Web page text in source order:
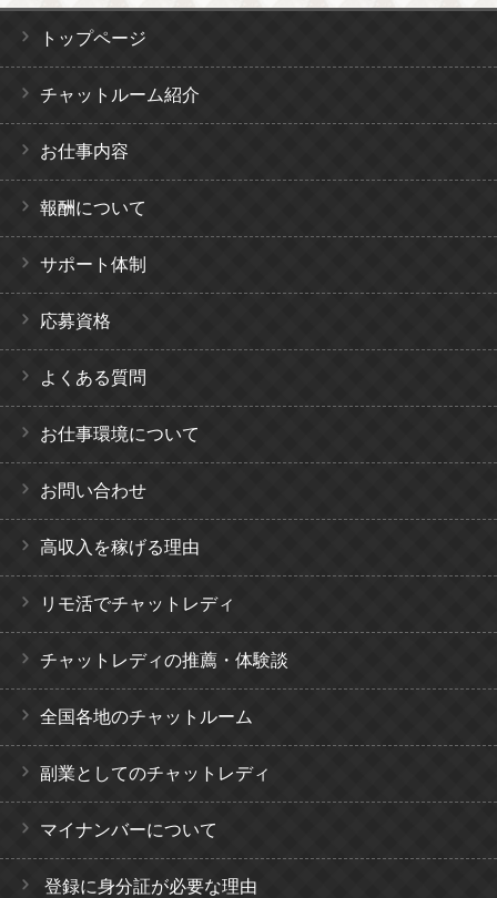
トップページ
チャットルーム紹介
お仕事内容
報酬について
サポート体制
応募資格
よくある質問
お仕事環境について
お問い合わせ
高収入を稼げる理由
リモ活でチャットレディ
チャットレディの推薦・体験談
全国各地のチャットルーム
副業としてのチャットレディ
マイナンバーについて
登録に身分証が必要な理由